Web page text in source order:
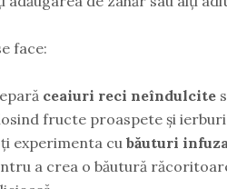
face:
ceaiuri reci neîndulcite
fructe proaspete și
experimenta cu băuturi
a crea o băutură